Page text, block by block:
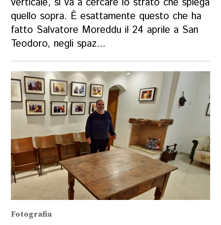
quello sopra. È esattamente questo che ha
fatto Salvatore Moreddu il 24 aprile a San
Teodoro, negli spaz...
Fotografia